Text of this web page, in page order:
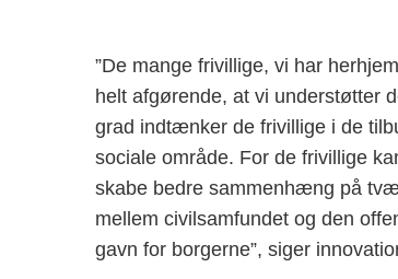
”De mange frivillige, vi har
helt afgørende, at vi understøtter
grad indtænker de frivillige i de
sociale område. For de frivillige
skabe bedre sammenhæng på
mellem civilsamfundet og den
gavn for borgerne”, siger